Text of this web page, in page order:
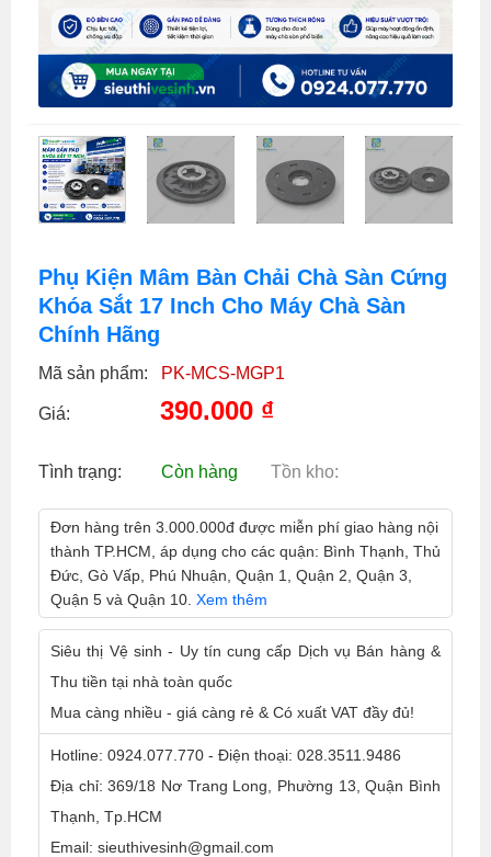
Phụ Kiện Mâm Bàn Chải Chà Sàn Cứng
Khóa Sắt 17 Inch Cho Máy Chà Sàn
Chính Hãng
Mã sản phẩm: PK-MCS-MGP1
Giá: 390.000 ₫
Tình trạng: Còn hàng Tồn kho:
Đơn hàng trên 3.000.000đ được miễn phí giao hàng nội
thành TP.HCM, áp dụng cho các quận: Bình Thạnh, Thủ
Đức, Gò Vấp, Phú Nhuận, Quận 1, Quận 2, Quận 3,
Quận 5 và Quận 10. Xem thêm
Siêu thị Vệ sinh - Uy tín cung cấp Dịch vụ Bán hàng &
Thu tiền tại nhà toàn quốc
Mua càng nhiều - giá càng rẻ & Có xuất VAT đầy đủ!
Hotline: 0924.077.770 - Điện thoại: 028.3511.9486
Địa chỉ: 369/18 Nơ Trang Long, Phường 13, Quận Bình
Thạnh, Tp.HCM
Email: sieuthivesinh@gmail.com